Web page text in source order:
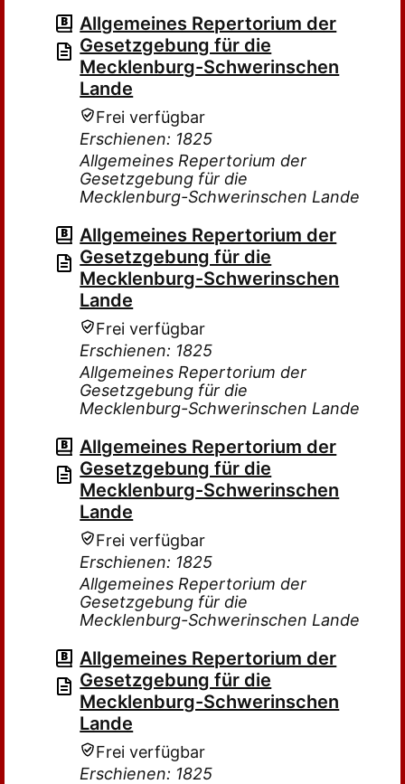
Allgemeines Repertorium der
Gesetzgebung für die
Mecklenburg-Schwerinschen
Lande
Frei verfügbar
Erschienen: 1825
Allgemeines Repertorium der
Gesetzgebung für die
Mecklenburg-Schwerinschen Lande
Allgemeines Repertorium der
Gesetzgebung für die
Mecklenburg-Schwerinschen
Lande
Frei verfügbar
Erschienen: 1825
Allgemeines Repertorium der
Gesetzgebung für die
Mecklenburg-Schwerinschen Lande
Allgemeines Repertorium der
Gesetzgebung für die
Mecklenburg-Schwerinschen
Lande
Frei verfügbar
Erschienen: 1825
Allgemeines Repertorium der
Gesetzgebung für die
Mecklenburg-Schwerinschen Lande
Allgemeines Repertorium der
Gesetzgebung für die
Mecklenburg-Schwerinschen
Lande
Frei verfügbar
Erschienen: 1825